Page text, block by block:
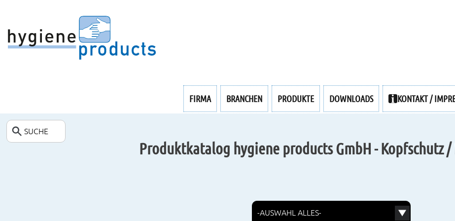
FIRMA BRANCHEN PRODUKTE DOWNLOADS KONTAKT /
SUCHE
ENDOSKOPIE
Produktkatalog hygiene products GmbH - Kopfschutz
W